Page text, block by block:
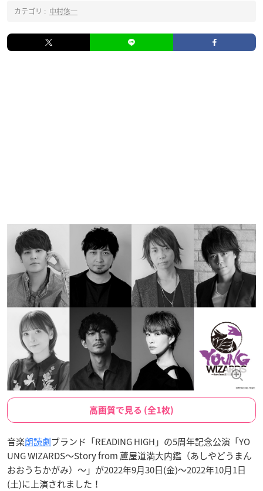
カテゴリ : 中村悠一
高画質で見る (全1枚)
音楽朗読劇ブランド「READING HIGH」の5周年記念公演「YO
UNG WIZARDS〜Story from 蘆屋道満大内鑑（あしやどうまん
おおうちかがみ）〜」が2022年9月30日(金)〜2022年10月1日
(土)に上演されました！